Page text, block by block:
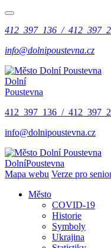
412 397 136 / 412 397
info@dolnipoustevna.cz
Dolní
Poustevna
412 397 136 / 412 397
info@dolnipoustevna.cz
DolníPoustevna
Mapa webu Verze pro
Město
COVID-19
Historie
Symboly
Ukrajina